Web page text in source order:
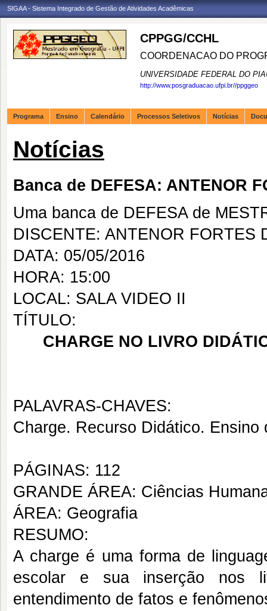
SIGAA - Sistema Integrado de Gestão de Atividades Acadêmicas
CPPGG/CCHL
COORDENACAO DO
UNIVERSIDADE FEDERAL DO
http://www.posgraduacao.ufpi.br//ppggeo
Programa Ensino Calendário Processos Seletivos Notícias
Notícias
Banca de DEFESA: ANTENOR
Uma banca de DEFESA de
DISCENTE: ANTENOR FORTES
DATA: 05/05/2016
HORA: 15:00
LOCAL: SALA VIDEO II
TÍTULO:
CHARGE NO LIVRO
PALAVRAS-CHAVES:
Charge. Recurso Didático.
PÁGINAS: 112
GRANDE ÁREA: Ciências
ÁREA: Geografia
RESUMO:
A charge é uma forma de
escolar e sua inserção nos
entendimento de fatos e